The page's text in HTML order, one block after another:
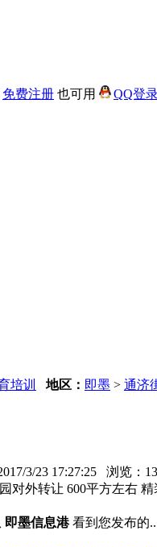
免费注册 也可用 QQ登
培训 地区： 即墨 > 通济
3/23 17:27:25 浏览：
对外转让 600平方左右
即墨信息港看到您发布的